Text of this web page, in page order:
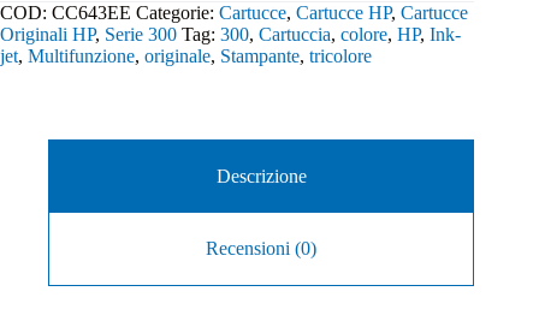
COD: CC643EE Categorie: Cartucce, Cartucce HP, Cartucce
Originali HP, Serie 300 Tag: 300, Cartuccia, colore, HP, Ink-
jet, Multifunzione, originale, Stampante, tricolore
Descrizione
Recensioni (0)